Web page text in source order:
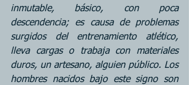
inmutable, básico, con poca
descendencia; es causa de problemas
surgidos del entrenamiento atlético,
lleva cargas o trabaja con materiales
duros, un artesano, alguien público. Los
hombres nacidos bajo este signo son